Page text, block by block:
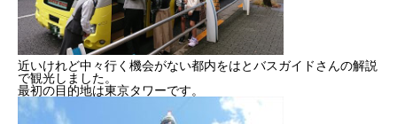
よこはまグッドバランス企業
横浜グランドスラム企業
RECRUIT
近いけれど中々行く機会がない都内をはとバスガイドさんの解説
で観光しました。
最初の目的地は東京タワーです。